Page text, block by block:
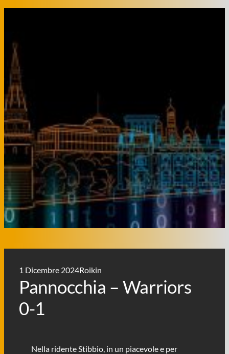
1 Dicembre 2024Roikin
Pannocchia – Warriors
0-1
Nella ridente Stibbio, in un piacevole e per